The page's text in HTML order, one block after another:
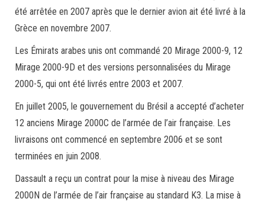
été arrêtée en 2007 après que le dernier avion ait été livré à la
Grèce en novembre 2007.
Les Émirats arabes unis ont commandé 20 Mirage 2000-9, 12
Mirage 2000-9D et des versions personnalisées du Mirage
2000-5, qui ont été livrés entre 2003 et 2007.
En juillet 2005, le gouvernement du Brésil a accepté d’acheter
12 anciens Mirage 2000C de l’armée de l’air française. Les
livraisons ont commencé en septembre 2006 et se sont
terminées en juin 2008.
Dassault a reçu un contrat pour la mise à niveau des Mirage
2000N de l’armée de l’air française au standard K3. La mise à